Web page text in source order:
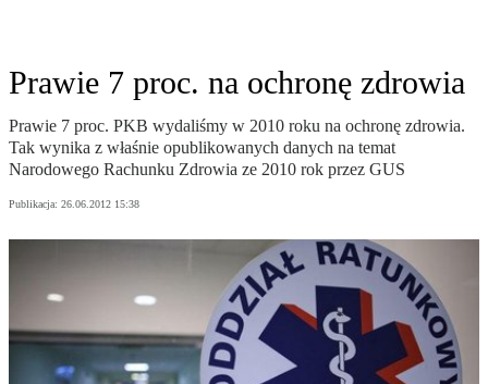
Prawie 7 proc. na ochronę zdrowia
Prawie 7 proc. PKB wydaliśmy w 2010 roku na ochronę zdrowia.
Tak wynika z właśnie opublikowanych danych na temat
Narodowego Rachunku Zdrowia ze 2010 rok przez GUS
Publikacja: 26.06.2012 15:38